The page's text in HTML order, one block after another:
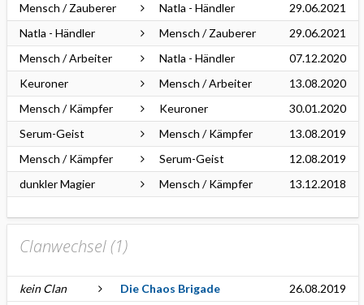
Mensch / Zauberer
Natla - Händler
29.06.2021
Natla - Händler
Mensch / Zauberer
29.06.2021
Mensch / Arbeiter
Natla - Händler
07.12.2020
Keuroner
Mensch / Arbeiter
13.08.2020
Mensch / Kämpfer
Keuroner
30.01.2020
Serum-Geist
Mensch / Kämpfer
13.08.2019
Mensch / Kämpfer
Serum-Geist
12.08.2019
dunkler Magier
Mensch / Kämpfer 13.12.2018
Clanwechsel (1)
kein Clan Die Chaos Brigade 26.08.2019